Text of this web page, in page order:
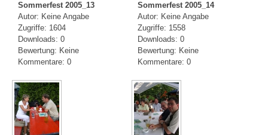
Sommerfest 2005_13
Autor: Keine Angabe
Zugriffe: 1604
Downloads: 0
Bewertung: Keine
Kommentare: 0
Sommerfest 2005_14
Autor: Keine Angabe
Zugriffe: 1558
Downloads: 0
Bewertung: Keine
Kommentare: 0